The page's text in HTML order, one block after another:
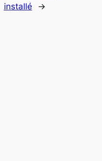
installé
→